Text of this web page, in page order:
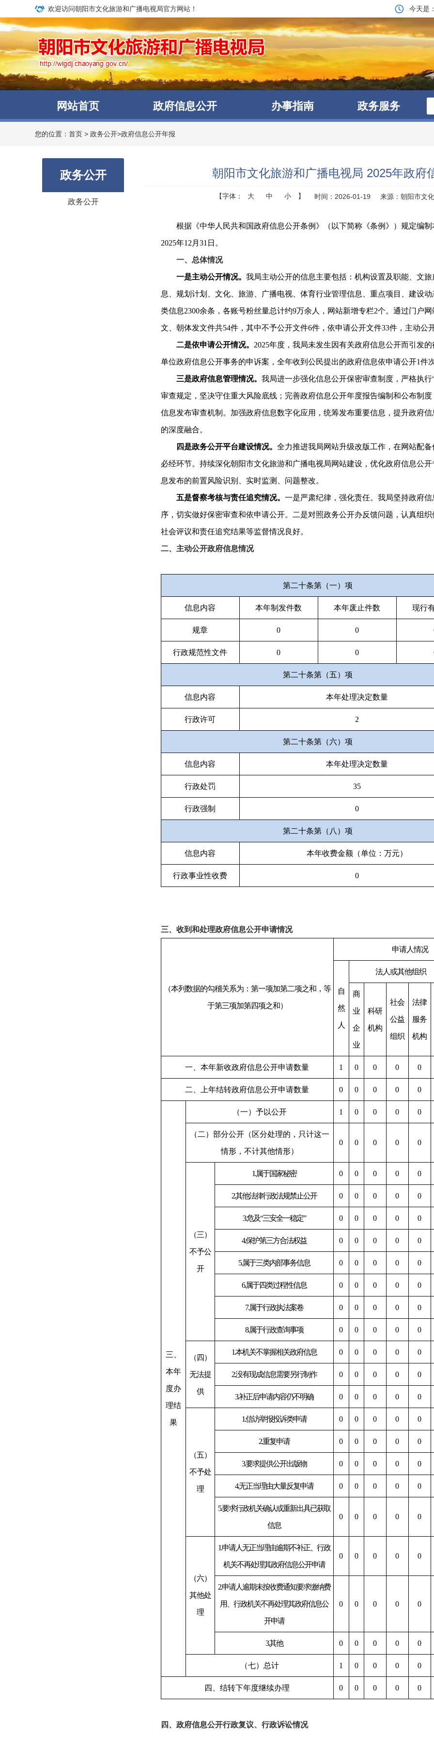
欢迎访问朝阳市文化旅游和广播电视局官方网站！ 今天是
网站首页 政府信息公开 办事指南 政务服务
您的位置： 首页 > 政务公开>政府信息公开年报
政务公开
政务公开
朝阳市文化旅游和广播电视局 2025年政府
【字体： 大 中 小 】 时间：2026-01-19 来源：朝阳市文
根据《中华人民共和国政府信息公开条例》（以下简称《条例》）规定编
2025年12月31日。
一、总体情况
一是主动公开情况。 我局主动公开的信息主要包括：机构设置及职能、文
息、规划计划、文化、旅游、广播电视、体育行业管理信息、重点项目、建设
类信息2300余条，各账号粉丝量总计约9万余人，网站新增专栏2个。通过门户
文、朝体发文件共54件，其中不予公开文件6件，依申请公开文件33件，主动公
二是依申请公开情况。 2025年度，我局未发生因有关政府信息公开而引发
单位政府信息公开事务的申诉案，全年收到公民提出的政府信息依申请公开1件
三是政府信息管理情况。 我局进一步强化信息公开保密审查制度，严格执
审查规定，坚决守住重大风险底线；完善政府信息公开年度报告编制和公布制
信息发布审查机制。加强政府信息数字化应用，统筹发布重要信息，提升政府
的深度融合。
四是政务公开平台建设情况。 全力推进我局网站升级改版工作，在网站配
必经环节。持续深化朝阳市文化旅游和广播电视局网站建设，优化政府信息公
息发布的前置风险识别、实时监测、问题整改。
五是督察考核与责任追究情况。 一是严肃纪律，强化责任。我局坚持政府
序，切实做好保密审查和依申请公开。二是对照政务公开办反馈问题，认真组
社会评议和责任追究结果等监督情况良好。
二、主动公开政府信息情况
第二十条第（一）项
信息内容 本年制发件数 本年废止件数 现行
规章 0 0
行政规范性文件 0 0
第二十条第（五）项
信息内容 本年处理决定数量
行政许可 2
第二十条第（六）项
信息内容 本年处理决定数量
行政处罚 35
行政强制 0
第二十条第（八）项
信息内容 本年收费金额（单位：万元）
行政事业性收费 0
三、收到和处理政府信息公开申请情况
（本列数据的勾稽关系为：第一项加第二项之和，等
于第三项加第四项之和）
申请人情况
自
然
人
法人或其他组织
商
业
企
业
科研
机构
社会
公益
组织
法律
服务
机构
一、本年新收政府信息公开申请数量 1 0 0 0 0
二、上年结转政府信息公开申请数量 0 0 0 0 0
三、
本年
度办
理结
果
（一）予以公开 1 0 0 0 0
（二）部分公开（区分处理的，只计这一
情形，不计其他情形）
0 0 0 0 0
（三）
不予公
开
1.属于国家秘密 0 0 0 0 0
2.其他法律行政法规禁止公开 0 0 0 0 0
3.危及“三安全一稳定” 0 0 0 0 0
4.保护第三方合法权益 0 0 0 0 0
5.属于三类内部事务信息 0 0 0 0 0
6.属于四类过程性信息 0 0 0 0 0
7.属于行政执法案卷 0 0 0 0 0
8.属于行政查询事项 0 0 0 0 0
（四）
无法提
供
1.本机关不掌握相关政府信息 0 0 0 0 0
2.没有现成信息需要另行制作 0 0 0 0 0
3.补正后申请内容仍不明确 0 0 0 0 0
（五）
不予处
理
1.信访举报投诉类申请 0 0 0 0 0
2.重复申请 0 0 0 0 0
3.要求提供公开出版物 0 0 0 0 0
4.无正当理由大量反复申请 0 0 0 0 0
5.要求行政机关确认或重新出具已获取
信息
0 0 0 0 0
（六）
其他处
理
1.申请人无正当理由逾期不补正、行政
机关不再处理其政府信息公开申请
0 0 0 0 0
2.申请人逾期未按收费通知要求缴纳费
用、行政机关不再处理其政府信息公
开申请
0 0 0 0 0
3.其他 0 0 0 0 0
（七）总计 1 0 0 0 0
四、结转下年度继续办理 0 0 0 0 0
四、政府信息公开行政复议、行政诉讼情况